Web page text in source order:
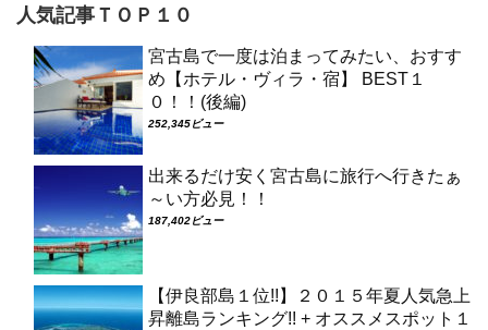
人気記事ＴＯＰ１０
宮古島で一度は泊まってみたい、おすす
め【ホテル・ヴィラ・宿】 BEST１
０！！(後編)
252,345ビュー
出来るだけ安く宮古島に旅行へ行きたぁ
～い方必見！！
187,402ビュー
【伊良部島１位!!】２０１５年夏人気急上
昇離島ランキング!! + オススメスポット１